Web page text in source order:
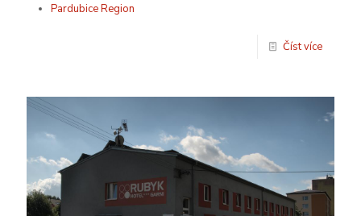
Pardubice Region
Číst více